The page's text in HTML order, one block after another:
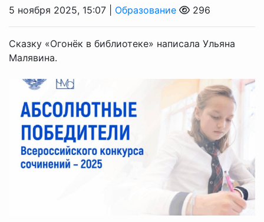
5 ноября 2025, 15:07 | Образование 296
Сказку «Огонёк в библиотеке» написала Ульяна
Малявина.